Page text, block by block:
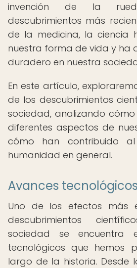
invención de la
descubrimientos más
de la medicina, la ciencia
nuestra forma de vida y ha
duradero en nuestra
En este artículo,
de los descubrimientos
sociedad, analizando
diferentes aspectos de
cómo han contribuido
humanidad en general.
Avances tecnológicos
Uno de los efectos más
descubrimientos
sociedad se encuentra
tecnológicos que hemos
largo de la historia. Desde